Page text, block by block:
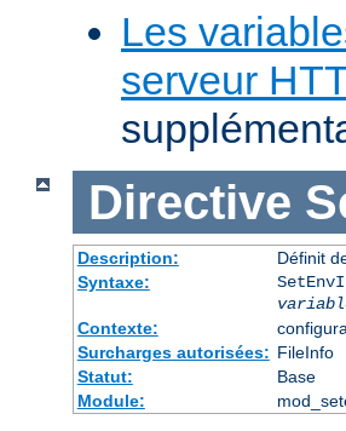
Les
serveur
Directive
Description:
Définit
Syntaxe:
Contexte:
Surcharges autorisées: FileInfo
Statut:
Base
Module: